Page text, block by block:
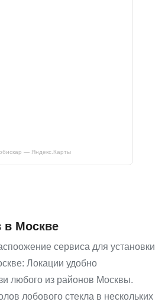
— Яндекс.Карты
в Москве
сервиса для установки
Локации удобно
любого из районов Москвы.
лобового стекла в нескольких